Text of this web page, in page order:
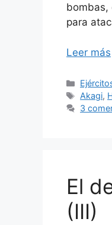
bombas,
para
Leer más
Akagi,
3
El
(III)